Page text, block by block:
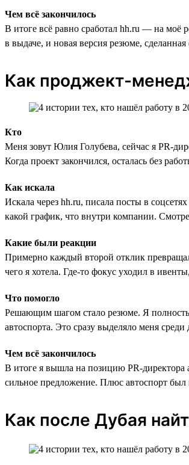
Чем всё закончилось
В итоге всё равно сработал hh.ru — на моё
в выдаче, и новая версия резюме,
Как проджект-
Кто
Меня зовут Юлия Голубева, сейчас я PR-
Когда проект закончился, осталась без
Как искала
Искала через hh.ru, писала посты в
какой график, что внутри компании.
Какие были реакции
Примерно каждый второй отклик
чего я хотела. Где-то фокус уходил в
Что помогло
Решающим шагом стало резюме. Я
автоспорта. Это сразу выделяло меня среди
Чем всё закончилось
В итоге я вышла на позицию PR-директора
сильное предложение. Плюс автоспорт
Как после Дубая